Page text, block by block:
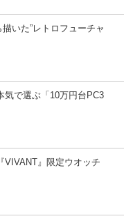
いた”レトロフューチャ
気で選ぶ「10万円台PC3
』限定ウオッチ